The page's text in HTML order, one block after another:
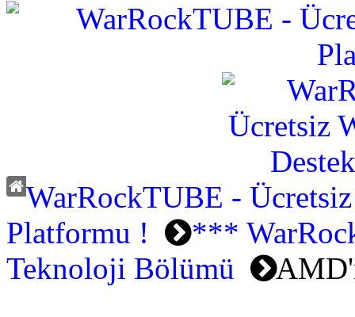
WarRockTUBE -
Platformu !
***
Teknoloji Bölümü